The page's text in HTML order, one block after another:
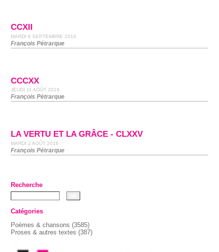
CCXII
MARDI 6 SEPTEMBRE 2016
François Pétrarque
CCCXX
JEUDI 11 AOÛT 2016
François Pétrarque
LA VERTU ET LA GRÂCE - CLXXV
MARDI 2 AOÛT 2016
François Pétrarque
Recherche
Catégories
Poèmes & chansons (3585)
Proses & autres textes (387)